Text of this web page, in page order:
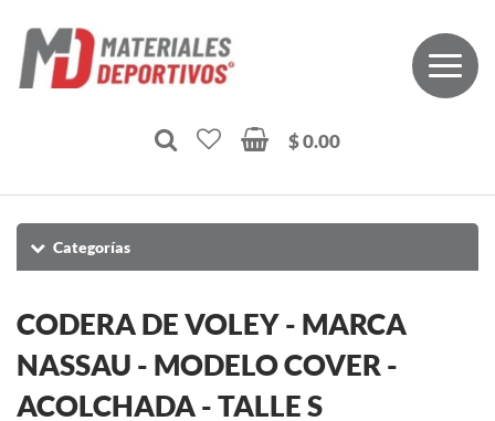
$ 0.00
Categorías
CODERA DE VOLEY - MARCA
NASSAU - MODELO COVER -
ACOLCHADA - TALLE S